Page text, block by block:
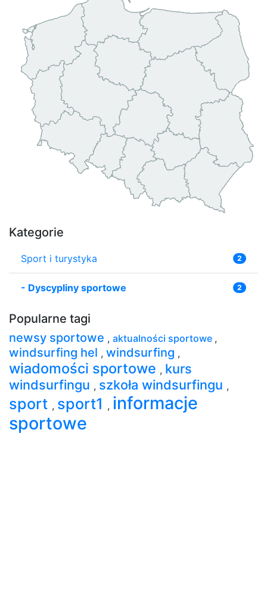
Kategorie
Sport i turystyka 2
- Dyscypliny sportowe 2
Popularne tagi
newsy sportowe , aktualności sportowe ,
windsurfing hel , windsurfing ,
wiadomości sportowe , kurs
windsurfingu , szkoła windsurfingu ,
sport , sport1 , informacje
sportowe